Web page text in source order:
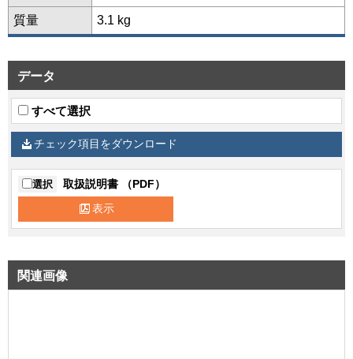
質量 3.1 kg
データ
すべて選択
チェック項目をダウンロード
選択 取扱説明書 （PDF）
表示
関連画像